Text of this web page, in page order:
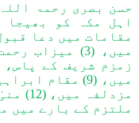
حسن بصری رحمۃ
اہل مکہ کو بھیجا
ملتزم کے بارے میں